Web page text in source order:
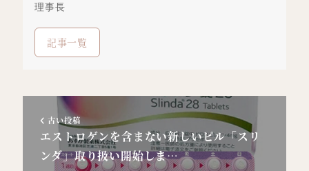
理事長
記事一覧
古い投稿
エストロゲンを含まない新しいピル「スリ
ンダ」取り扱い開始しま…